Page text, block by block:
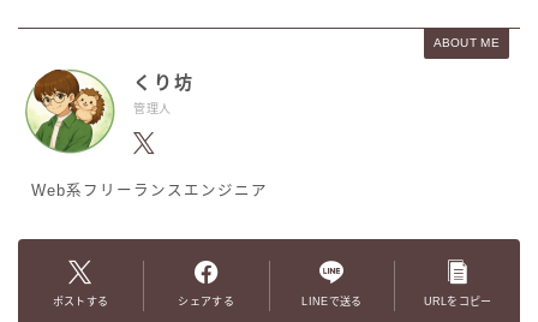
ABOUT ME
くり坊
管理人
Web系フリーランスエンジニア
ポストする シェアする LINEで送る URLをコピー